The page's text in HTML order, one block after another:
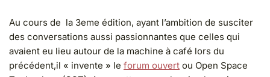
Au cours de la 3eme édition, ayant l’ambition de susciter
des conversations aussi passionnantes que celles qui
avaient eu lieu autour de la machine à café lors du
précédent,il « invente » le forum ouvert ou Open Space